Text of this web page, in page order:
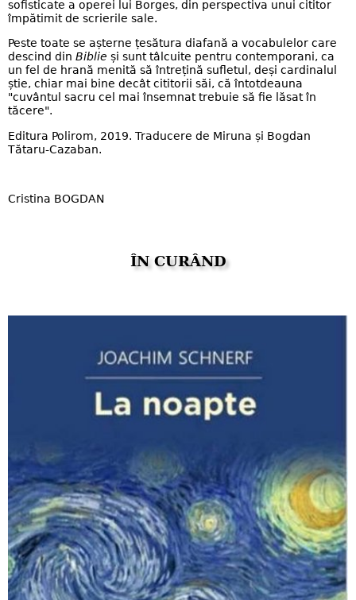
sofisticate a operei lui Borges, din perspectiva unui cititor
împătimit de scrierile sale.
Peste toate se așterne țesătura diafană a vocabulelor care
descind din Biblie și sunt tâlcuite pentru contemporani, ca
un fel de hrană menită să întrețină sufletul, deși cardinalul
știe, chiar mai bine decât cititorii săi, că întotdeauna
"cuvântul sacru cel mai însemnat trebuie să fie lăsat în
tăcere".
Editura Polirom, 2019. Traducere de Miruna și Bogdan
Tătaru-Cazaban.
Cristina BOGDAN
ÎN CURÂND